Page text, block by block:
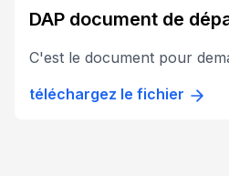
DAP document de
C'est le document pour
téléchargez le fichier